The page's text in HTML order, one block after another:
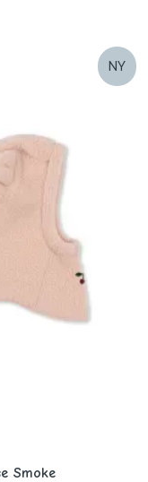
NY
Smoke